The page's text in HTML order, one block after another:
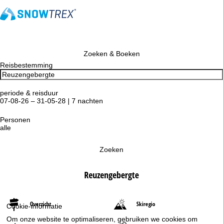
Cookie-informatie
Om onze website te optimaliseren, gebruiken we cookies om
Zoeken & Boeken
Reisbestemming
periode & reisduur
07-08-26 – 31-05-28 | 7 nachten
Personen
alle
Zoeken
Reuzengebergte
Overzicht Skiregio